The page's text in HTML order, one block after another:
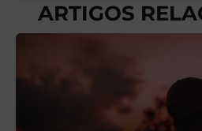
ARTIGOS